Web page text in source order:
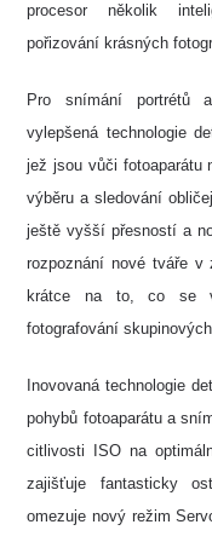
procesor několik
pořizování krásných
Pro snímání portrétů
vylepšená technologie
jež jsou vůči fotoaparátu
výběru a sledování
ještě vyšší přesností a
rozpoznání nové tváře v
krátce na to, co se v
fotografování
Inovovaná technologie
pohybů fotoaparátu a
citlivosti ISO na
zajišťuje fantasticky
omezuje nový režim